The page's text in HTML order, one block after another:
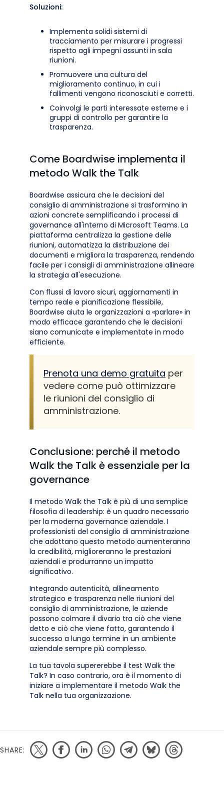
Soluzioni:
Implementa solidi sistemi di
tracciamento per misurare i progressi
rispetto agli impegni assunti in sala
riunioni.
Promuovere una cultura del
miglioramento continuo, in cui i
fallimenti vengono riconosciuti e corretti.
Coinvolgi le parti interessate esterne e i
gruppi di controllo per garantire la
trasparenza.
Come Boardwise implementa il
metodo Walk the Talk
Boardwise assicura che le decisioni del
consiglio di amministrazione si trasformino in
azioni concrete semplificando i processi di
governance all'interno di Microsoft Teams. La
piattaforma centralizza la gestione delle
riunioni, automatizza la distribuzione dei
documenti e migliora la trasparenza, rendendo
facile per i consigli di amministrazione allineare
la strategia all'esecuzione.
Con flussi di lavoro sicuri, aggiornamenti in
tempo reale e pianificazione flessibile,
Boardwise aiuta le organizzazioni a «parlare» in
modo efficace garantendo che le decisioni
siano comunicate e implementate in modo
efficiente.
Prenota una demo gratuita per
vedere come può ottimizzare
le riunioni del consiglio di
amministrazione.
Conclusione: perché il metodo
Walk the Talk è essenziale per la
governance
Il metodo Walk the Talk è più di una semplice
filosofia di leadership: è un quadro necessario
per la moderna governance aziendale. I
professionisti del consiglio di amministrazione
che adottano questo metodo aumenteranno
la credibilità, miglioreranno le prestazioni
aziendali e produrranno un impatto
significativo.
Integrando autenticità, allineamento
strategico e trasparenza nelle riunioni del
consiglio di amministrazione, le aziende
possono colmare il divario tra ciò che viene
detto e ciò che viene fatto, garantendo il
successo a lungo termine in un ambiente
aziendale sempre più complesso.
La tua tavola supererebbe il test Walk the
Talk? In caso contrario, ora è il momento di
iniziare a implementare il metodo Walk the
Talk nella tua organizzazione.
SHARE: